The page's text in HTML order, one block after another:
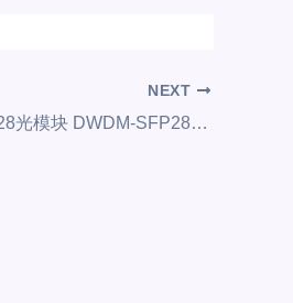
NEXT
25GE/CPRI SFP28光模块 DWDM-SFP28-10/25G-160Km